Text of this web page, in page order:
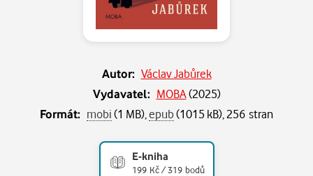
Autor: Václav Jabůrek
Vydavatel: MOBA(2025)
Formát: mobi(1 MB), epub(1015 kB), 256 stran
E-kniha
199 Kč / 319 bodů